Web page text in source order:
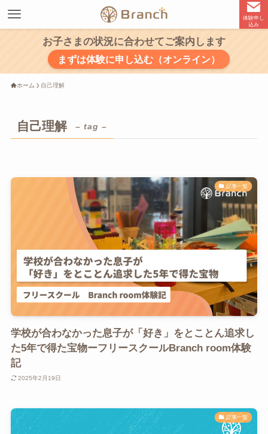
体験申し
込み
お子さまの状況に合わせてご案内します
まずは体験に申し込む（オンライン）
ホーム 自己理解
自己理解 – tag –
記事一覧
学校が合わなかった息子が「好き」をとことん追求し
た5年で得た宝物ーフリースクールBranch room体験
記
2025年2月19日
記事一覧